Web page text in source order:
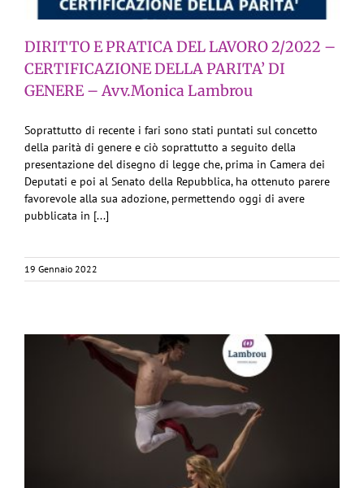
DIRITTO E PRATICA DEL LAVORO 2/2022 –
CERTIFICAZIONE DELLA PARITA’ DI
GENERE – Avv.Monica Lambrou
Soprattutto di recente i fari sono stati puntati sul concetto
della parità di genere e ciò soprattutto a seguito della
presentazione del disegno di legge che, prima in Camera dei
Deputati e poi al Senato della Repubblica, ha ottenuto parere
favorevole alla sua adozione, permettendo oggi di avere
pubblicata in [...]
19 Gennaio 2022